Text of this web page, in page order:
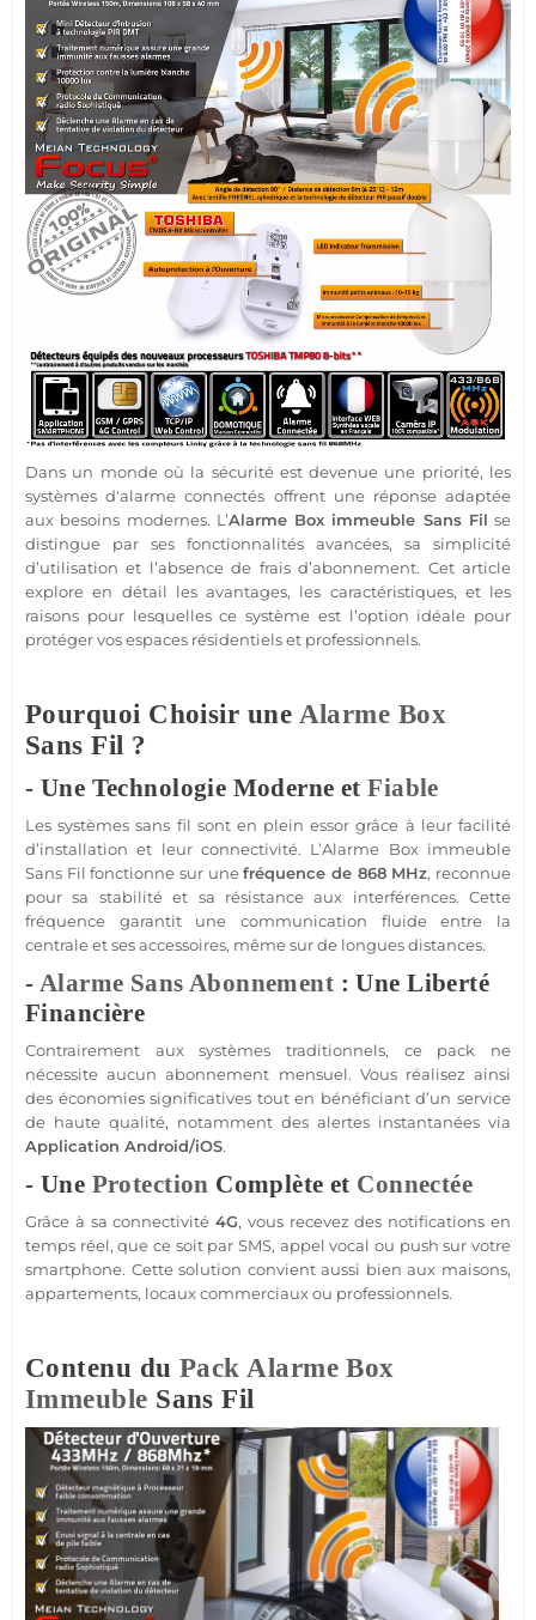
Dans un monde où la sécuritéest devenue une priorité, les
systèmes d'alarme connectés offrent une réponse adaptée
aux besoins modernes. L’Alarme Box immeuble Sans Fil se
distingue par ses fonctionnalités avancées, sa simplicité
d’utilisation et l’absence de frais d’abonnement. Cet article
explore en détail les avantages, les caractéristiques, et les
raisons pour lesquelles ce système est l’option idéale pour
protégervos espaces résidentiels et professionnels.
Pourquoi Choisir une Alarme Box
Sans Fil ?
- Une Technologie Moderne etFiable
Les systèmes sans fil sont en plein essor grâce à leur facilité
d’installation et leur connectivité. L’Alarme Box immeuble
Sans Fil fonctionne sur unefréquence de 868 MHz, reconnue
pour sa stabilité et sa résistance aux interférences. Cette
fréquence garantit une communication fluide entre la
centraleet sesaccessoires, même sur de longues distances.
- Alarme Sans Abonnement : Une Liberté
Financière
Contrairement aux systèmes traditionnels, ce pack ne
nécessite aucun abonnement mensuel. Vous réalisez ainsi
des économies significatives tout en bénéficiant d’un service
de haute qualité, notamment des alertes instantanées via
Application Android/iOS.
- Une Protection Complète et Connectée
Grâce à sa connectivité4G, vous recevez des notifications en
temps réel, que ce soit par SMS, appel vocal ou push sur votre
smartphone. Cette solution convient aussi bien aux maisons,
appartements, locaux commerciaux ou professionnels.
Contenu du Pack Alarme Box
Immeuble Sans Fil